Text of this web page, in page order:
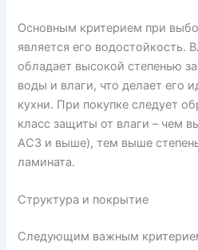
Основным критерием при
является его водостойкость.
обладает высокой степенью
воды и влаги, что делает его
кухни. При покупке следует
класс защиты от влаги – чем
AC3 и выше), тем выше
ламината.
Структура и покрытие
Следующим важным